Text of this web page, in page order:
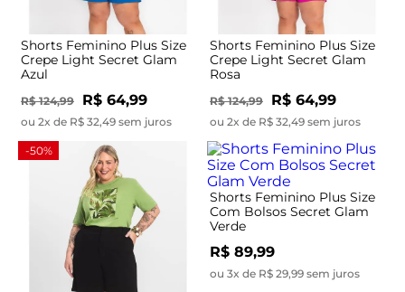
Shorts Feminino Plus Size
Crepe Light Secret Glam
Azul
R$ 124,99 R$ 64,99
ou 2x de R$ 32,49 sem juros
Shorts Feminino Plus Size
Crepe Light Secret Glam
Rosa
R$ 124,99 R$ 64,99
ou 2x de R$ 32,49 sem juros
-50%
Shorts Feminino Plus Size
Com Bolsos Secret Glam
Verde
R$ 89,99
ou 3x de R$ 29,99 sem juros